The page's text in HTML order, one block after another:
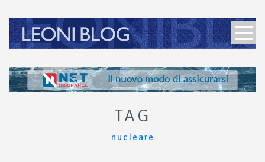
TAG
nucleare